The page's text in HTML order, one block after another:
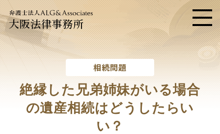
大阪法律事務所 メニ
相続問題
絶縁した兄弟姉妹がいる場合
の遺産相続はどうしたらい
い？